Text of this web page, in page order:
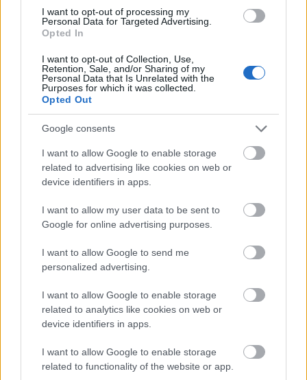
I want to opt-out of processing my
Personal Data for Targeted Advertising.
Opted In
I want to opt-out of Collection, Use,
Retention, Sale, and/or Sharing of my
Personal Data that Is Unrelated with the
Purposes for which it was collected.
Opted Out
Google consents
I want to allow Google to enable storage
related to advertising like cookies on web or
device identifiers in apps.
I want to allow my user data to be sent to
Google for online advertising purposes.
I want to allow Google to send me
personalized advertising.
I want to allow Google to enable storage
related to analytics like cookies on web or
device identifiers in apps.
I want to allow Google to enable storage
related to functionality of the website or app.
Moredhel
16 éve
büntetését, úgyhogy nyaljunk csak be az USÁnak,
hátha megint jól otthagynak a szarban, mint MINDIG
a történelem során.
ylion, declared for Hungary, not for
Kurvaország
16 éve
: elvi alapon jónak tűnik,
meglátjuk, mikorra lesz belőle valami, és milyen a
gyakorlati megvalósítás. rosszabbak már nem
adhuvbeigiqe upiugtqeőoqőoqqe
16 éve
problémájához??????????